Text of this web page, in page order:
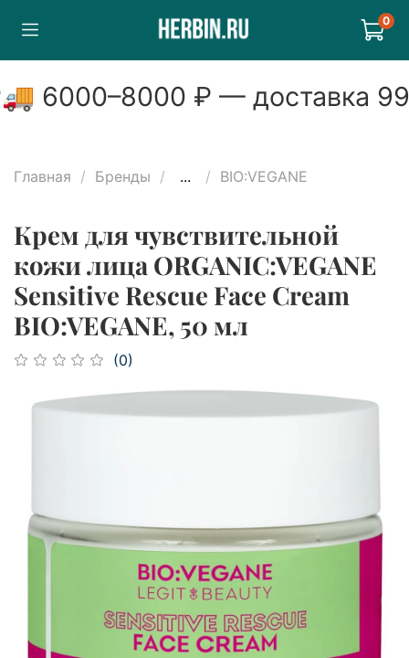
0
6000–8000₽ — доставка
Главная Бренды ... BIO:VEGANE
Крем для чувствительной
кожи лица ORGANIC:VEGANE
Sensitive Rescue Face Cream
BIO:VEGANE, 50 мл
(0)